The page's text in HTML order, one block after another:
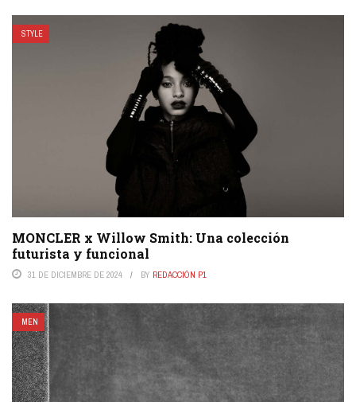
STYLE
MONCLER x Willow Smith: Una colección
futurista y funcional
31 DE DICIEMBRE DE 2024 BY REDACCIÓN P1
MEN